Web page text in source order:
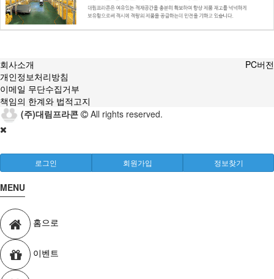
회사소개
개인정보처리방침
이메일 무단수집거부
책임의 한계와 법적고지
PC버전
(주)대림프라콘 All rights reserved.
로그인 회원가입 정보찾기
MENU
홈으로
이벤트